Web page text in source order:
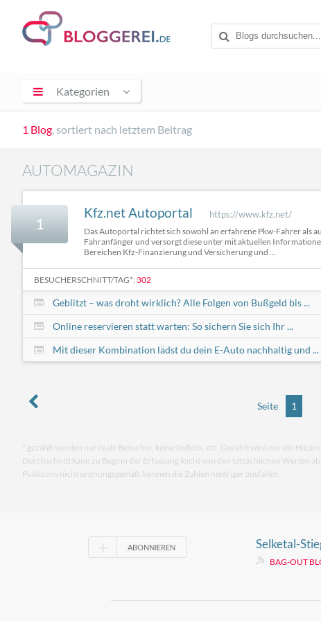
Kategorien
1 Blog, sortiert nach letztem Beitrag
AUTOMAGAZIN
1
Kfz.net Autoportal https://www.kfz.net/
Das Autoportal richtet sich sowohl an erfahrene Pkw-Fahrer als
Fahranfänger und versorgt diese unter mit aktuellen
Bereichen Kfz-Finanzierung und Versicherung und ...
BESUCHERSCHNITT/TAG*: 302
Geblitzt – was droht wirklich? Alle Folgen von Bußgeld bis ...
Online reservieren statt warten: So sichern Sie sich Ihr ...
Mit dieser Kombination lädst du dein E-Auto nachhaltig und ...
Seite 1
* gezählt werden nur reale Besucher, keine Robots, etc. Gezählt wird nur ein Hit
Durchschnitt kann zu Beginn der Erfassung leicht von den tatsächlichen Werten
Publicons nicht ordnungsgemäß, können die Zahlen niedriger ausfallen.
ABONNIEREN
Selketal-
BAG-OUT